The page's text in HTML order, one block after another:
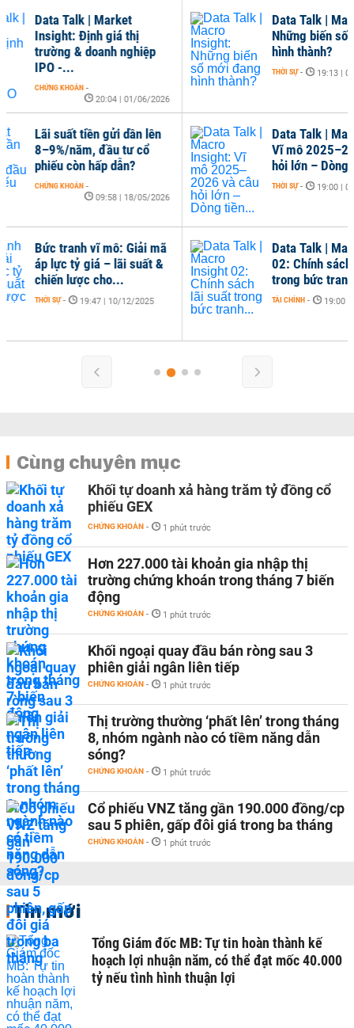
Data Talk | Macro Insight:
Những biến số mới đang
hình thành?
19:13 | 09/04/2026
Data Talk | Macro Insight:
Vĩ mô 2025–2026 và câu
hỏi lớn – Dòng tiền...
19:00 | 08/01/2026
Vị
THỜI
03:
THỜI
Data Talk | Macro Insight
02: Chính sách lãi suất
trong bức tranh...
TÀI CHÍNH - 19:00 | 19/03/2025
Cùng chuyên mục
Khối tự doanh xả hàng trăm tỷ đồng cổ
phiếu GEX
CHỨNG KHOÁN - 1 phút trước
Hơn 227.000 tài khoản gia nhập thị
trường chứng khoán trong tháng 7 biến
động
CHỨNG KHOÁN - 1 phút trước
Khối ngoại quay đầu bán ròng sau 3
phiên giải ngân liên tiếp
CHỨNG KHOÁN - 1 phút trước
Thị trường thường ‘phất lên’ trong tháng
8, nhóm ngành nào có tiềm năng dẫn
sóng?
CHỨNG KHOÁN - 1 phút trước
Cổ phiếu VNZ tăng gần 190.000 đồng/cp
sau 5 phiên, gấp đôi giá trong ba tháng
CHỨNG KHOÁN - 1 phút trước
Tin mới
Tổng Giám đốc MB: Tự tin hoàn thành kế
hoạch lợi nhuận năm, có thể đạt mốc 40.000
tỷ nếu tình hình thuận lợi